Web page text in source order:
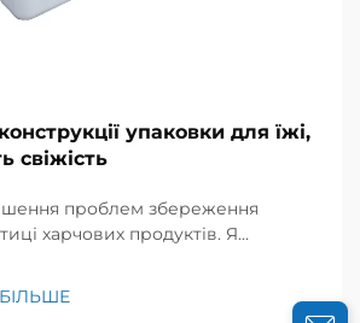
упаковки для їжі,
свіжість
проблем збереження
харчових продуктів. Я
добре усвідомлюю, наскільки